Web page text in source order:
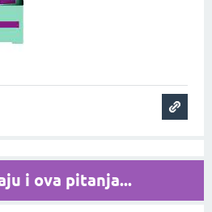
i ova pitanja...